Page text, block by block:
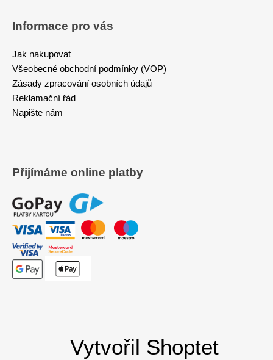
Informace pro vás
Jak nakupovat
Všeobecné obchodní podmínky (VOP)
Zásady zpracování osobních údajů
Reklamační řád
Napište nám
Přijímáme online platby
Vytvořil Shoptet